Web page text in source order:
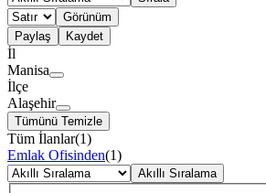
Görünüm
Paylaş
Kaydet
İl
Manisa
İlçe
Alaşehir
Tümünü Temizle
Tüm İlanlar(1)
Emlak Ofisinden(1)
Akıllı Sıralama